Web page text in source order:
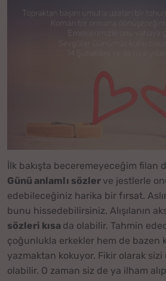
İlk bakışta beceremeyeceğim filan
Günü anlamlı sözler ve jestlerle
edebileceğiniz harika bir fırsat.
bunu hissedebilirsiniz. Alışılanın
sözleri kısa da olabilir. Tahmin
çoğunlukla erkekler hem de bazen
yazmaktan kokuyor. Fikir olarak
olabilir. O zaman siz de ya ilham